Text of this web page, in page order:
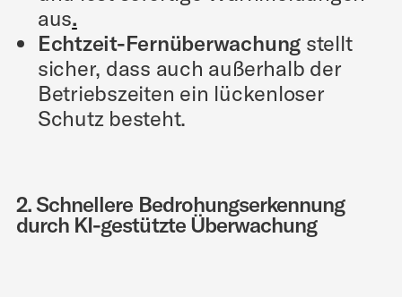
aus.
Echtzeit-Fernüberwachung stellt
sicher, dass auch außerhalb der
Betriebszeiten ein lückenloser
Schutz besteht.
2. Schnellere Bedrohungserkennung
durch KI-gestützte Überwachung